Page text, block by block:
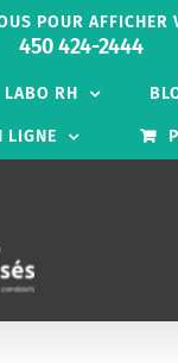
POUR AFFICHER
450 424-2444
LABO RH
LIGNE